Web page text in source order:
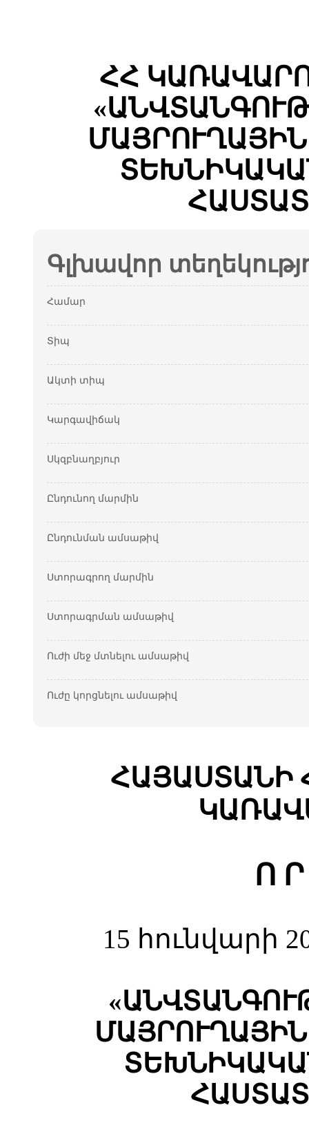
ՀՀ
Գլխավոր
Համար
Տիպ
Ակտի տիպ
Կարգավիճակ
Սկզբնաղբյուր
Ընդունող մարմին
Ընդունման ամսաթիվ
Ստորագրող մարմին
Ստորագրման ամսաթիվ
Ուժի մեջ մտնելու ամսաթիվ
Ուժը կորցնելու ամսաթիվ
ՀԱՅԱՍՏԱՆԻ
Ո
15 հունվարի